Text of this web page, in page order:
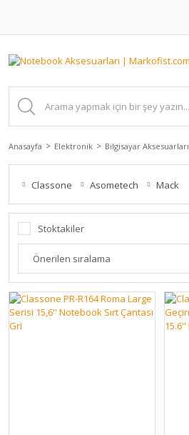
Anasayfa Elektronik Bilgisayar Aksesuarları
Classone Asometech Mack
Stoktakiler